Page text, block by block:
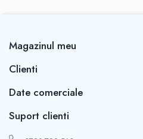
Magazinul meu
Clienti
Date comerciale
Suport clienti